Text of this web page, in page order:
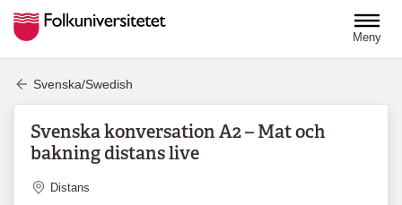
Meny
Svenska/Swedish
Svenska konversation A2 – Mat och
bakning distans live
Plats
Distans